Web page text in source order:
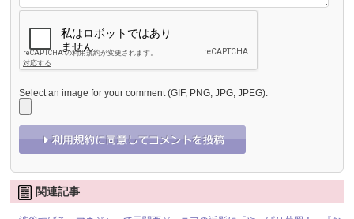
Select an image for your comment (GIF, PNG, JPG, JPEG):
関連記事